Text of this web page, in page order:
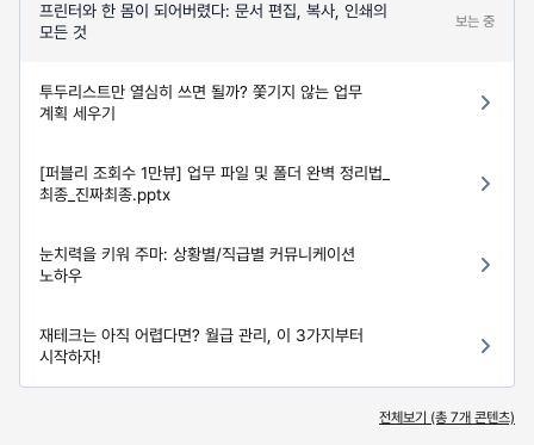
프린터와 한 몸이 되어버렸다: 문서 편집, 복사, 인쇄의
모든 것
보는 중
투두리스트만 열심히 쓰면 될까? 쫓기지 않는 업무
계획 세우기
[퍼블리 조회수 1만뷰] 업무 파일 및 폴더 완벽 정리법_
최종_진짜최종.pptx
눈치력을 키워 주마: 상황별/직급별 커뮤니케이션
노하우
재테크는 아직 어렵다면? 월급 관리, 이 3가지부터
시작하자!
전체보기 (총 7개 콘텐츠)